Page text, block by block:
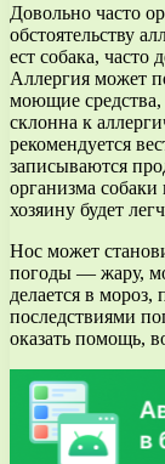
Довольно часто
обстоятельству
ест собака, часто
Аллергия может
моющие средства,
склонна к
рекомендуется
записываются
организма
хозяину будет
Нос может
погоды — жару,
делается в мороз,
последствиями
оказать помощь,